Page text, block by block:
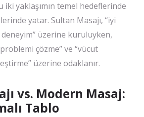
yaklaşımın temel hedeflerinde
yatar. Sultan Masajı, “iyi
deneyim” üzerine kuruluyken,
çözme” ve “vücut
üzerine odaklanır.
vs. Modern Masaj:
Tablo